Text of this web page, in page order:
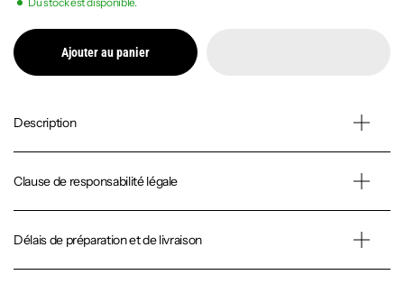
Ajouter au panier
Description
Clause de responsabilité légale
Délais de préparation et de livraison